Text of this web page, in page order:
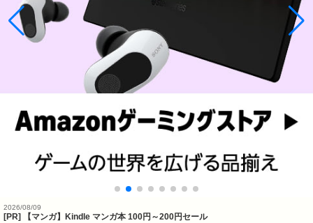
2026/08/09
[PR] 【マンガ】Kindle マンガ本 100円～200円セール